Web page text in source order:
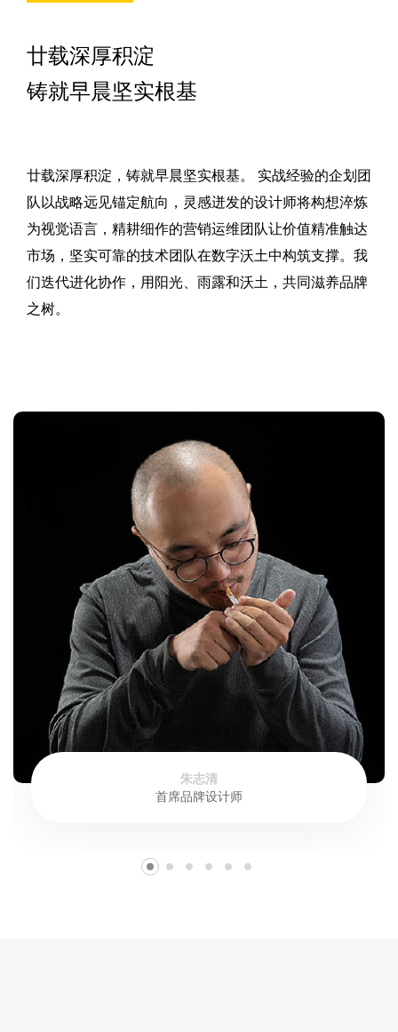
廿载深厚积淀
铸就早晨坚实根基
廿载深厚积淀，铸就早晨坚实根基。 实战经验的企划团
队以战略远见锚定航向，灵感迸发的设计师将构想淬炼
为视觉语言，精耕细作的营销运维团队让价值精准触达
市场，坚实可靠的技术团队在数字沃土中构筑支撑。我
们迭代进化协作，用阳光、雨露和沃土，共同滋养品牌
之树。
朱志清
首席品牌设计师